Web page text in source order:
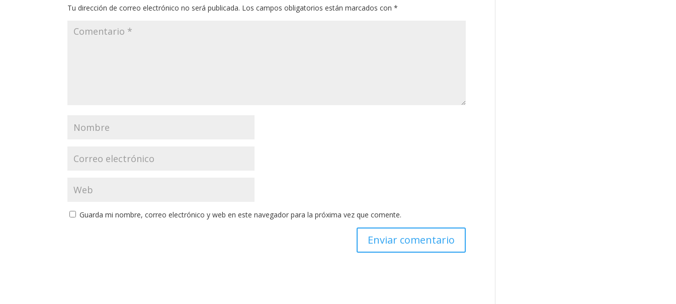
Tu dirección de correo electrónico no será publicada. Los campos obligatorios están marcados con*
Guarda mi nombre, correo electrónico y web en este navegador para la próxima vez que comente.